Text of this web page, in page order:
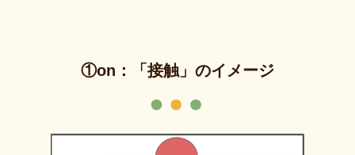
①on：「接触」のイメージ